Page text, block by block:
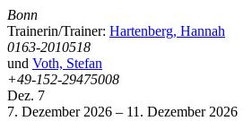
Bonn
Trainerin/Trainer: Hartenberg, Hannah
0163-2010518
und Voth, Stefan
+49-152-29475008
Dez. 7
7. Dezember 2026 – 11. Dezember 2026